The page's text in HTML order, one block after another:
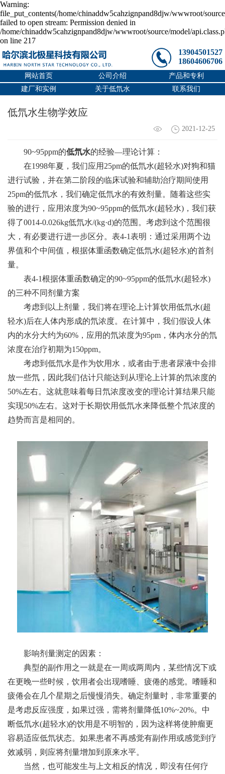
Warning:
file_put_contents(/home/chinaddw5cahzignpand8djw/wwwroot/
failed to open stream: Permission denied in
/home/chinaddw5cahzignpand8djw/wwwroot/source/model/
on line 217
13904501527
18604606706
网站首页 公司介绍
产品和专利
建厂和实例
关于低氘水 联系我们
低氘水生物学效应
2021-12-25
90~95ppm的低氘水的经验—理论计算：
在1998年夏，我们应用25pm的低氘水(超轻水)对狗和猫
进行试验，并在第二阶段的临床试验和辅助治疗期间使用
25pm的低氘水，我们确定低氘水的有效剂量。随着这些实
验的进行，应用浓度为90~95ppm的低氘水(超轻水)，我们获
得了0014-0.026kg低氘水/(kg·d)的范围。考虑到这个范围很
大，有必要进行进一步区分。表4-1表明：通过采用两个边
界值和个中间值，根据体重函数确定低氘水(超轻水)的首剂
量。
表4-1根据体重函数确定的90~95ppm的低氘水(超轻水)
的三种不同剂量方案
考虑到以上剂量，我们将在理论上计算饮用低氘水(超
轻水)后在人体内形成的氘浓度。在计算中，我们假设人体
内的水分大约为60%，应用的氘浓度为95pm，体内水分的氘
浓度在治疗初期为150ppm。
考虑到低氘水是作为饮用水，或者由于患者尿液中会排
放一些氘，因此我们估计只能达到从理论上计算的氘浓度的
50%左右。这就意味着每日氘浓度改变的理论计算结果只能
实现50%左右。这对于长期饮用低氘水来降低整个氘浓度的
趋势而言是相同的。
影响剂量测定的因素：
典型的副作用之一就是在一周或两周内，某些情况下或
在更晚一些时候，饮用者会出现嗜睡、疲倦的感觉。嗜睡和
疲倦会在几个星期之后慢慢消失。确定剂量时，非常重要的
是考虑反应强度，如果过强，需将剂量降低10%~20%。中
断低氘水(超轻水)的饮用是不明智的，因为这样将使肿瘤更
容易适应低氘状态。如果患者不再感觉有副作用或感觉到疗
效减弱，则应将剂量增加到原来水平。
当然，也可能发生与上文相反的情况，即没有任何疗